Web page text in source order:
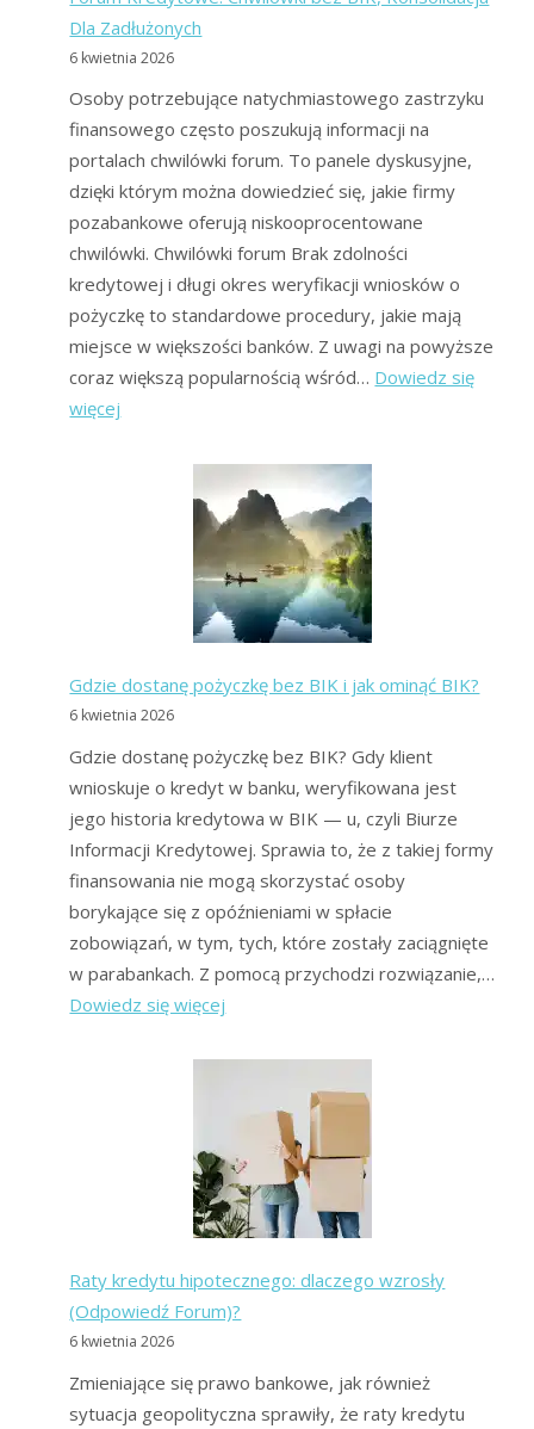
Dla Zadłużonych
6 kwietnia 2026
Osoby potrzebujące natychmiastowego zastrzyku
finansowego często poszukują informacji na
portalach chwilówki forum. To panele dyskusyjne,
dzięki którym można dowiedzieć się, jakie firmy
pozabankowe oferują niskooprocentowane
chwilówki. Chwilówki forum Brak zdolności
kredytowej i długi okres weryfikacji wniosków o
pożyczkę to standardowe procedury, jakie mają
miejsce w większości banków. Z uwagi na powyższe
coraz większą popularnością wśród… Dowiedz się
więcej
Kredytowe:
Chwilówki
Konsolidacja
Gdzie dostanę pożyczkę bez BIK i jak ominąć BIK?
6 kwietnia 2026
Gdzie dostanę pożyczkę bez BIK? Gdy klient
wnioskuje o kredyt w banku, weryfikowana jest
jego historia kredytowa w BIK — u, czyli Biurze
Informacji Kredytowej. Sprawia to, że z takiej formy
finansowania nie mogą skorzystać osoby
borykające się z opóźnieniami w spłacie
zobowiązań, w tym, tych, które zostały zaciągnięte
w parabankach. Z pomocą przychodzi rozwiązanie,…
Dowiedz się więcej
dostanę
BIK
i
jak
BIK?
Raty kredytu hipotecznego: dlaczego wzrosły
(Odpowiedź Forum)?
6 kwietnia 2026
Zmieniające się prawo bankowe, jak również
sytuacja geopolityczna sprawiły, że raty kredytu